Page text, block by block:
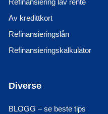
Av kredittkort
Refinansieringslån
Refinansieringskalkulator
Diverse
BLOGG – se beste tips